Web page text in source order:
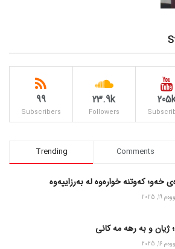
23.9k
Followers
99
Subscribers
Trending Comments
خەو؛ کەوتنە خوارەوە لە بەرزاییەوە
2025
ژیان و به رهه مه کانی
2025